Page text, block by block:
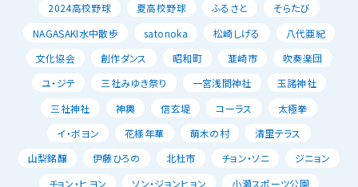
2024高校野球
夏高校野球 ふるさと
そらたび
NAGASAKI水中散歩
satonoka 松崎しげる
八代亜紀
文化協会
創作ダンス 昭和町 韮崎市
吹奏楽団
ユ・ジテ
三社みゆき祭り 一宮浅間神社
玉諸神社
三社神社
神輿 信玄堤 コーラス
太極拳
イ・ボヨン
花様年華 萌木の村
清里テラス
山梨銘醸
伊藤ひろの 北杜市 チョン・ソニ
ジニョン
チョン・ヒヨン
ソン・ジョンヒョン 小瀬スポーツ公園